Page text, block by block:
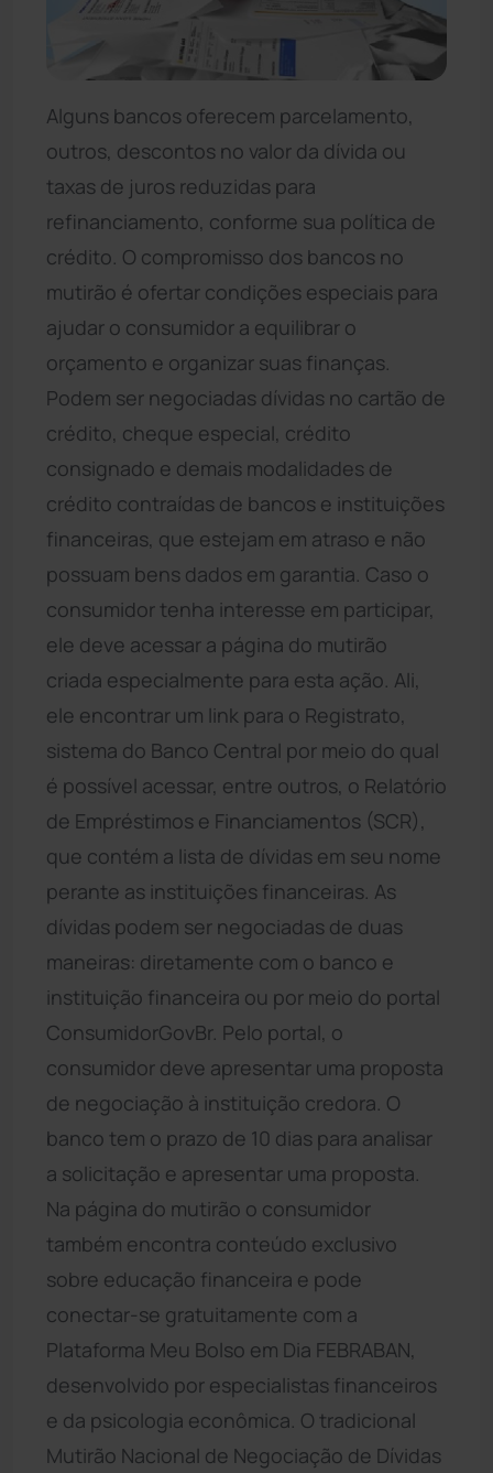
Alguns bancos oferecem parcelamento,
outros, descontos no valor da dívida ou
taxas de juros reduzidas para
refinanciamento, conforme sua política de
crédito. O compromisso dos bancos no
mutirão é ofertar condições especiais para
ajudar o consumidor a equilibrar o
orçamento e organizar suas finanças.
Podem ser negociadas dívidas no cartão de
crédito, cheque especial, crédito
consignado e demais modalidades de
crédito contraídas de bancos e instituições
financeiras, que estejam em atraso e não
possuam bens dados em garantia. Caso o
consumidor tenha interesse em participar,
ele deve acessar a página do mutirão
criada especialmente para esta ação. Ali,
ele encontrar um link para o Registrato,
sistema do Banco Central por meio do qual
é possível acessar, entre outros, o Relatório
de Empréstimos e Financiamentos (SCR),
que contém a lista de dívidas em seu nome
perante as instituições financeiras. As
dívidas podem ser negociadas de duas
maneiras: diretamente com o banco e
instituição financeira ou por meio do portal
ConsumidorGovBr. Pelo portal, o
consumidor deve apresentar uma proposta
de negociação à instituição credora. O
banco tem o prazo de 10 dias para analisar
a solicitação e apresentar uma proposta.
Na página do mutirão o consumidor
também encontra conteúdo exclusivo
sobre educação financeira e pode
conectar-se gratuitamente com a
Plataforma Meu Bolso em Dia FEBRABAN,
desenvolvido por especialistas financeiros
e da psicologia econômica. O tradicional
Mutirão Nacional de Negociação de Dívidas